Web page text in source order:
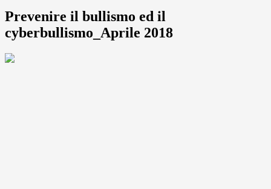
Prevenire il bullismo ed il
cyberbullismo_Aprile 2018